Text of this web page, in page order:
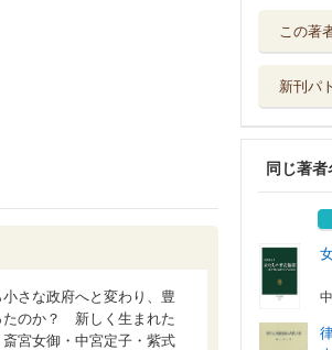
さな政府へと変わり、豊
たのか？ 新しく生まれた
宮女御・中宮定子・紫式
この著
新刊パ
同じ著